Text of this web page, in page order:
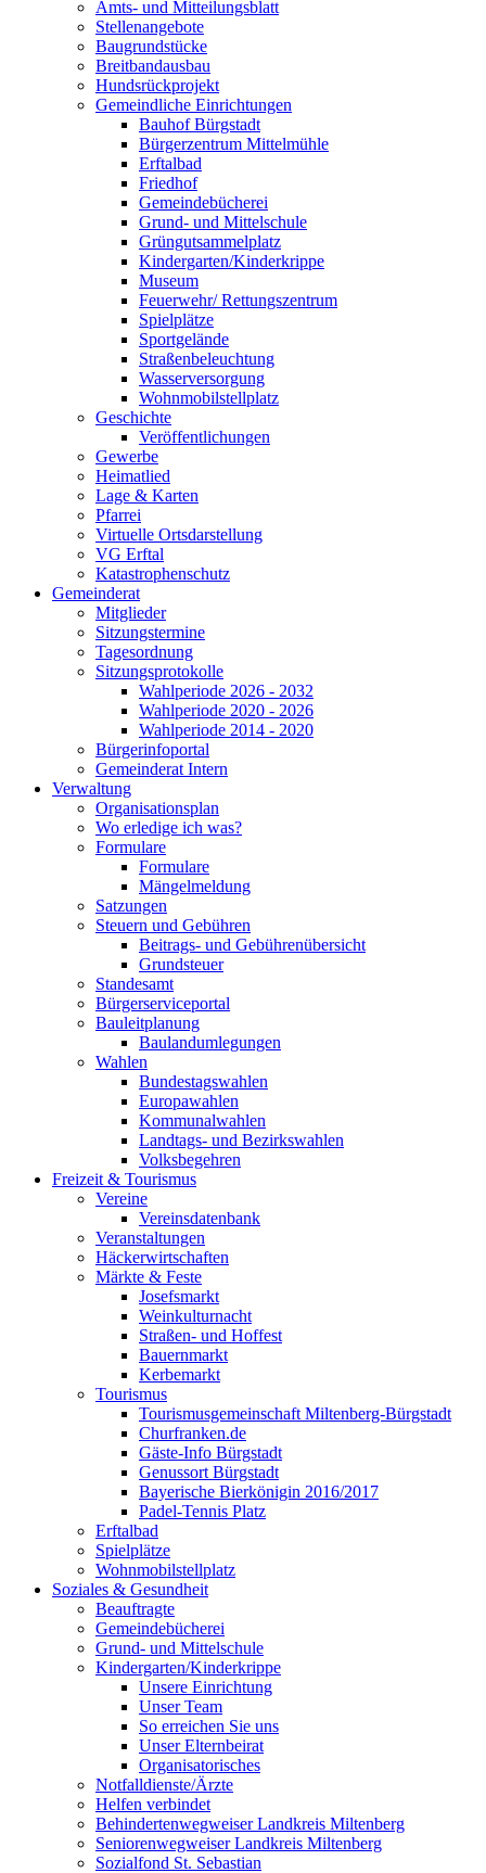
Amts- und Mitteilungsblatt
Stellenangebote
Baugrundstücke
Breitbandausbau
Hundsrückprojekt
Gemeindliche Einrichtungen
Bauhof Bürgstadt
Bürgerzentrum Mittelmühle
Erftalbad
Friedhof
Gemeindebücherei
Grund- und Mittelschule
Grüngutsammelplatz
Kindergarten/Kinderkrippe
Museum
Feuerwehr/ Rettungszentrum
Spielplätze
Sportgelände
Straßenbeleuchtung
Wasserversorgung
Wohnmobilstellplatz
Geschichte
Veröffentlichungen
Gewerbe
Heimatlied
Lage & Karten
Pfarrei
Virtuelle Ortsdarstellung
VG Erftal
Katastrophenschutz
Gemeinderat
Mitglieder
Sitzungstermine
Tagesordnung
Sitzungsprotokolle
Wahlperiode 2026 - 2032
Wahlperiode 2020 - 2026
Wahlperiode 2014 - 2020
Bürgerinfoportal
Gemeinderat Intern
Verwaltung
Organisationsplan
Wo erledige ich was?
Formulare
Formulare
Mängelmeldung
Satzungen
Steuern und Gebühren
Beitrags- und Gebührenübersicht
Grundsteuer
Standesamt
Bürgerserviceportal
Bauleitplanung
Baulandumlegungen
Wahlen
Bundestagswahlen
Europawahlen
Kommunalwahlen
Landtags- und Bezirkswahlen
Volksbegehren
Freizeit & Tourismus
Vereine
Vereinsdatenbank
Veranstaltungen
Häckerwirtschaften
Märkte & Feste
Josefsmarkt
Weinkulturnacht
Straßen- und Hoffest
Bauernmarkt
Kerbemarkt
Tourismus
Tourismusgemeinschaft Miltenberg-Bürgstadt
Churfranken.de
Gäste-Info Bürgstadt
Genussort Bürgstadt
Bayerische Bierkönigin 2016/2017
Padel-Tennis Platz
Erftalbad
Spielplätze
Wohnmobilstellplatz
Soziales & Gesundheit
Beauftragte
Gemeindebücherei
Grund- und Mittelschule
Kindergarten/Kinderkrippe
Unsere Einrichtung
Unser Team
So erreichen Sie uns
Unser Elternbeirat
Organisatorisches
Notfalldienste/Ärzte
Helfen verbindet
Behindertenwegweiser Landkreis Miltenberg
Seniorenwegweiser Landkreis Miltenberg
Sozialfond St. Sebastian